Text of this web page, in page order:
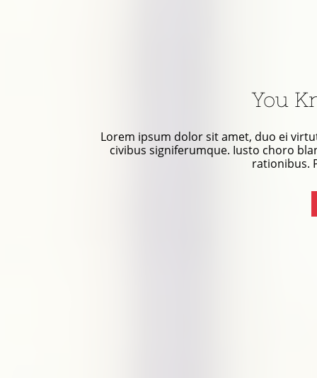
You
Lorem ipsum dolor sit amet, duo ei
civibus signiferumque. Iusto choro
rationibus.